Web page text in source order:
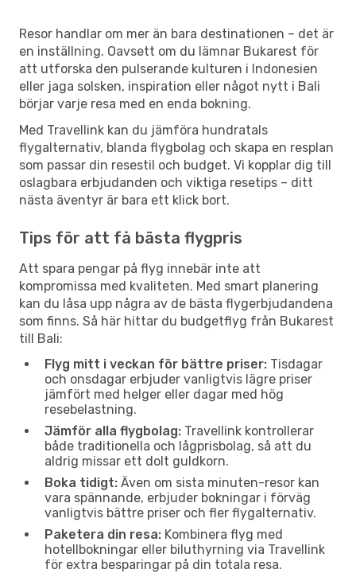
Resor handlar om mer än bara destinationen – det är
en inställning. Oavsett om du lämnar Bukarest för
att utforska den pulserande kulturen i Indonesien
eller jaga solsken, inspiration eller något nytt i Bali
börjar varje resa med en enda bokning.
Med Travellink kan du jämföra hundratals
flygalternativ, blanda flygbolag och skapa en resplan
som passar din resestil och budget. Vi kopplar dig till
oslagbara erbjudanden och viktiga resetips – ditt
nästa äventyr är bara ett klick bort.
Tips för att få bästa flygpris
Att spara pengar på flyg innebär inte att
kompromissa med kvaliteten. Med smart planering
kan du låsa upp några av de bästa flygerbjudandena
som finns. Så här hittar du budgetflyg från Bukarest
till Bali:
Flyg mitt i veckan för bättre priser: Tisdagar
och onsdagar erbjuder vanligtvis lägre priser
jämfört med helger eller dagar med hög
resebelastning.
Jämför alla flygbolag: Travellink kontrollerar
både traditionella och lågprisbolag, så att du
aldrig missar ett dolt guldkorn.
Boka tidigt: Även om sista minuten-resor kan
vara spännande, erbjuder bokningar i förväg
vanligtvis bättre priser och fler flygalternativ.
Paketera din resa: Kombinera flyg med
hotellbokningar eller biluthyrning via Travellink
för extra besparingar på din totala resa.